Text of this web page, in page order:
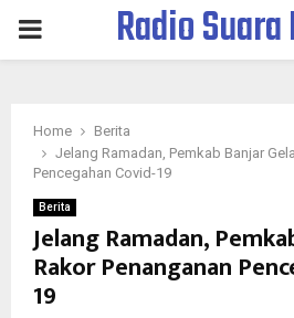
PRIMARYRadio
Home
Berita
Jelang Ramadan, Pemkab Banjar
Pencegahan Covid-19
Berita
Jelang Ramadan,
Rakor Penanganan
19